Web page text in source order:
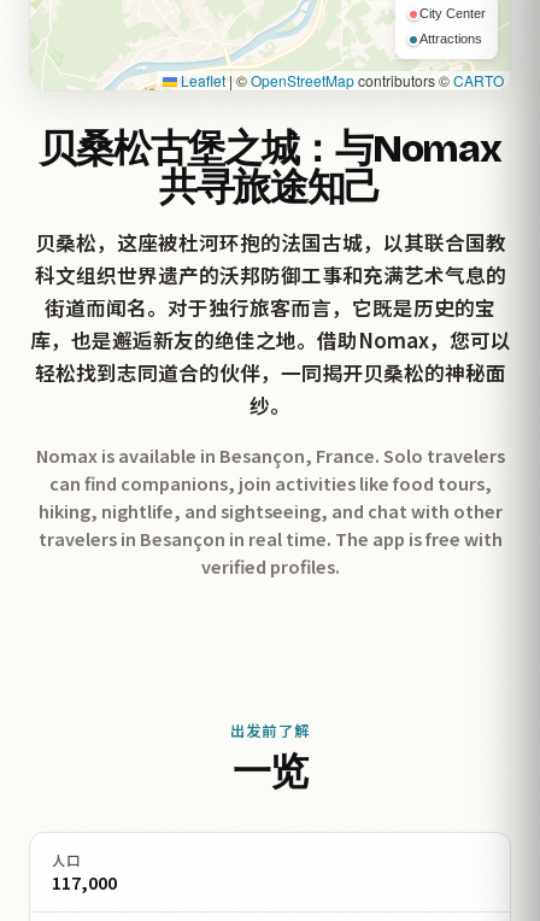
贝桑松古堡之城：与Nomax
共寻旅途知己
贝桑松，这座被杜河环抱的法国古城，以其联合国教
科文组织世界遗产的沃邦防御工事和充满艺术气息的
街道而闻名。对于独行旅客而言，它既是历史的宝
库，也是邂逅新友的绝佳之地。借助Nomax，您可以
轻松找到志同道合的伙伴，一同揭开贝桑松的神秘面
纱。
Nomax is available in Besançon, France. Solo travelers
can find companions, join activities like food tours,
hiking, nightlife, and sightseeing, and chat with other
travelers in Besançon in real time. The app is free with
verified profiles.
City Center
Attractions
Leaflet | ©OpenStreetMapcontributors ©CARTO
出发前了解
一览
人口
117,000